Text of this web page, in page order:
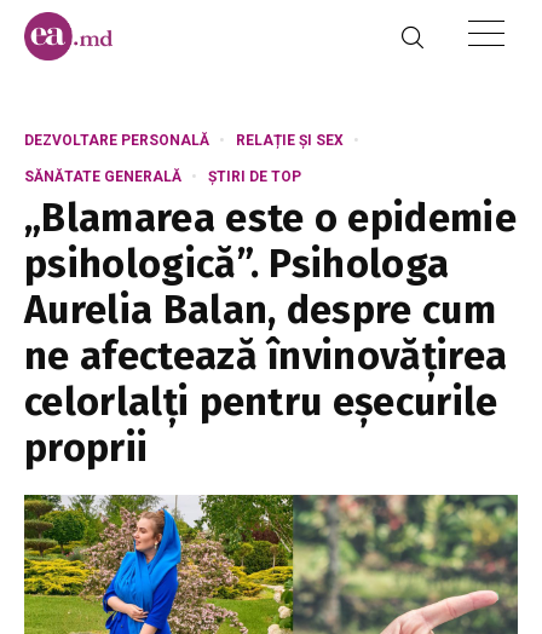
DEZVOLTARE PERSONALĂ RELAȚIE ȘI SEX
SĂNĂTATE GENERALĂ ȘTIRI DE TOP
„Blamarea este o epidemie
psihologică”. Psihologa
Aurelia Balan, despre cum
ne afectează învinovățirea
celorlalți pentru eșecurile
proprii